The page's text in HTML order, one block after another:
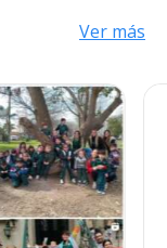
Ver más